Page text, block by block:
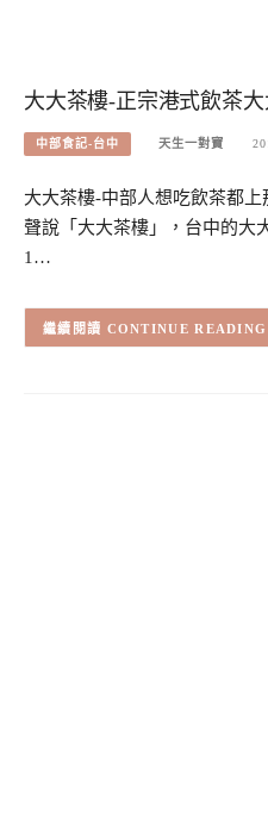
大大茶樓-正宗港式飲茶
中部食記-台中 天生一對寶
大大茶樓-中部人想吃飲茶都
聲說「大大茶樓」，台中的大
1…
CONTINUE READING